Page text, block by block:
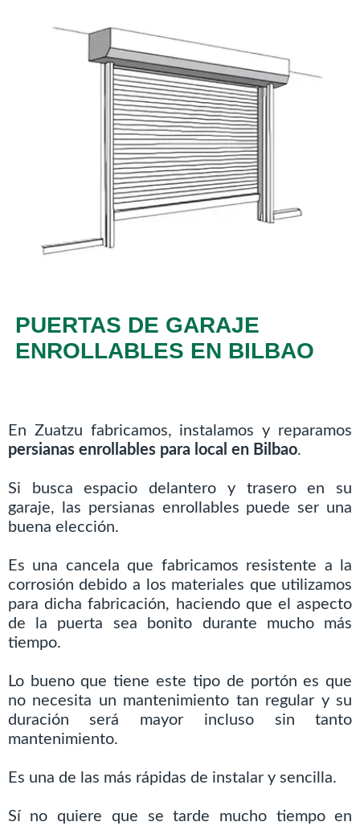
PUERTAS DE GARAJE
ENROLLABLES EN BILBAO
En Zuatzu fabricamos, instalamos y reparamos
persianas enrollables para local en Bilbao.
Si busca espacio delantero y trasero en su
garaje, las persianas enrollables puede ser una
buena elección.
Es una cancela que fabricamos resistente a la
corrosión debido a los materiales que utilizamos
para dicha fabricación, haciendo que el aspecto
de la puerta sea bonito durante mucho más
tiempo.
Lo bueno que tiene este tipo de portón es que
no necesita un mantenimiento tan regular y su
duración será mayor incluso sin tanto
mantenimiento.
Es una de las más rápidas de instalar y sencilla.
Sí no quiere que se tarde mucho tiempo en